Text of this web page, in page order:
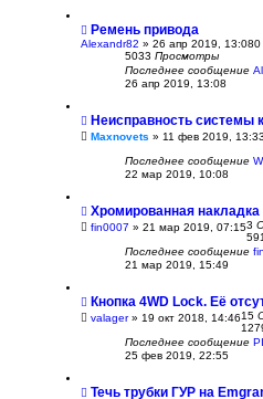
Ремень привода
Alexandr82 » 26 апр 2019, 13:080
5033 Просмотры
Последнее сообщение
26 апр 2019, 13:08
Неисправность системы
Maxnovets » 11 фев 2019, 13:33
Последнее сообщение
22 мар 2019, 10:08
Хромированная накладка
fin0007 » 21 мар 2019, 07:153
Последнее сообщение
21 мар 2019, 15:49
Кнопка 4WD Lock. Её
valager» 19 окт 2018, 14:4615
Последнее сообщение
25 фев 2019, 22:55
Течь трубки ГУР на